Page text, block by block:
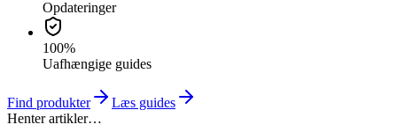
Opdateringer
100%
Uafhængige guides
Find produkter
Læs guides
Henter artikler…